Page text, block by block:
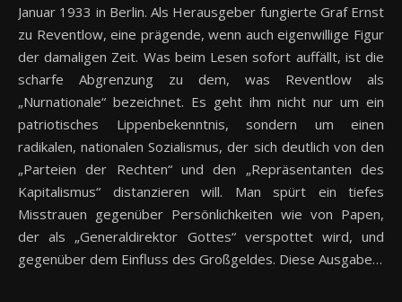
Januar 1933 in Berlin. Als Herausgeber fungierte Graf Ernst
zu Reventlow, eine prägende, wenn auch eigenwillige Figur
der damaligen Zeit. Was beim Lesen sofort auffällt, ist die
scharfe Abgrenzung zu dem, was Reventlow als
„Nurnationale“ bezeichnet. Es geht ihm nicht nur um ein
patriotisches Lippenbekenntnis, sondern um einen
radikalen, nationalen Sozialismus, der sich deutlich von den
„Parteien der Rechten“ und den „Repräsentanten des
Kapitalismus“ distanzieren will. Man spürt ein tiefes
Misstrauen gegenüber Persönlichkeiten wie von Papen,
der als „Generaldirektor Gottes“ verspottet wird, und
gegenüber dem Einfluss des Großgeldes. Diese Ausgabe…